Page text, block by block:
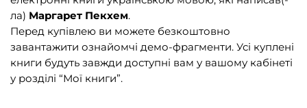
Енциклопедії, довідники, словники (55)
Подарункові сертифікати (1)
ла) Маргарет Пекхем.
Перед купівлею ви можете безкоштовно
завантажити ознайомчі демо-фрагменти. Усі куплені
книги будуть завжди доступні вам у вашому кабінеті
у розділі “Мої книги”.